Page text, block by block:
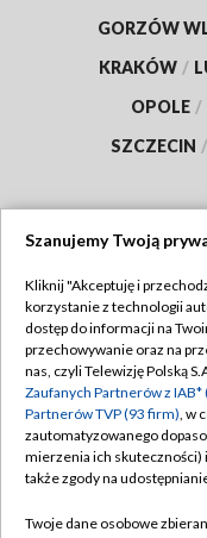
GORZÓW
KRAKÓW /
OPOLE /
SZCZECIN /
Abonament TVP
Emisja w TVP
Centrum informacji
Naziemna
Szanujemy Twoją
Kliknij "Akceptuję i
korzystanie z technologii
dostęp do informacji na
przechowywanie oraz na
nas, czyli Telewizję Polską
Zaufanych Partnerów z
Partnerów TVP (93 firm), w
zautomatyzowanego
mierzenia ich skuteczności)
także zgody na
Twoje dane osobowe